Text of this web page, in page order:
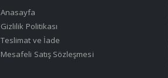
Anasayfa
Gizlilik Politikası
Teslimat ve İade
Mesafeli Satış Sözleşmesi